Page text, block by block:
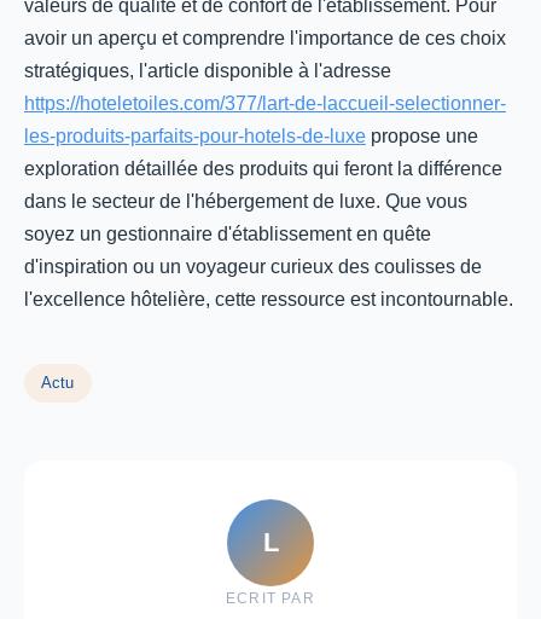
valeurs de qualité et de confort de l'établissement. Pour
avoir un aperçu et comprendre l'importance de ces choix
stratégiques, l'article disponible à l'adresse
https://hoteletoiles.com/377/lart-de-laccueil-selectionner-
les-produits-parfaits-pour-hotels-de-luxe propose une
exploration détaillée des produits qui feront la différence
dans le secteur de l'hébergement de luxe. Que vous
soyez un gestionnaire d'établissement en quête
d'inspiration ou un voyageur curieux des coulisses de
l'excellence hôtelière, cette ressource est incontournable.
Actu
L
ECRIT PAR